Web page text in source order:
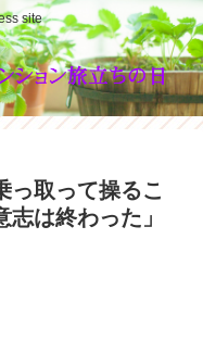
site
っ取って操るこ
は終わった」